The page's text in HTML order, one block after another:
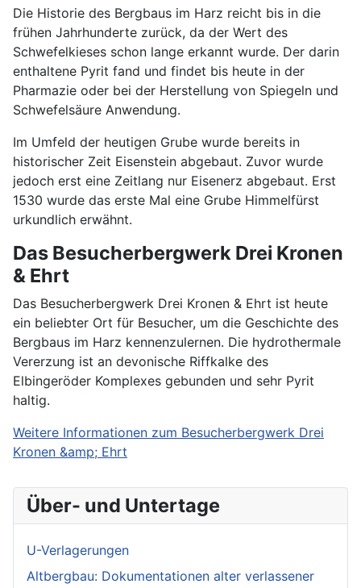
Die Historie des Bergbaus im Harz reicht bis in die
frühen Jahrhunderte zurück, da der Wert des
Schwefelkieses schon lange erkannt wurde. Der darin
enthaltene Pyrit fand und findet bis heute in der
Pharmazie oder bei der Herstellung von Spiegeln und
Schwefelsäure Anwendung.
Im Umfeld der heutigen Grube wurde bereits in
historischer Zeit Eisenstein abgebaut. Zuvor wurde
jedoch erst eine Zeitlang nur Eisenerz abgebaut. Erst
1530 wurde das erste Mal eine Grube Himmelfürst
urkundlich erwähnt.
Das Besucherbergwerk Drei Kronen
& Ehrt
Das Besucherbergwerk Drei Kronen & Ehrt ist heute
ein beliebter Ort für Besucher, um die Geschichte des
Bergbaus im Harz kennenzulernen. Die hydrothermale
Vererzung ist an devonische Riffkalke des
Elbingeröder Komplexes gebunden und sehr Pyrit
haltig.
Weitere Informationen zum Besucherbergwerk Drei
Kronen &amp; Ehrt
Über- und Untertage
U-Verlagerungen
Altbergbau: Dokumentationen alter verlassener